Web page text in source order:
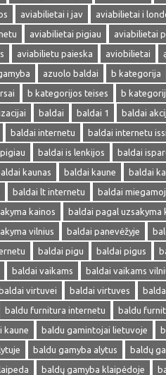
aviabilietai i jav aviabilietai i
aviabilietai pigiau aviabilietai
aviabilietu paieska aviobilietai
azuolo baldai b kategorija
b kategorijos teises b
baldai baldai 1 baldai
baldai internetu baldai internetu
baldai is lenkijos baldai
kaunas baldai kaune baldai
baldai lt internetu baldai
kainos
baldai pagal uzsakyma
vilnius
baldai panevėžyje
baldai pigu baldai pigus
baldai vaikams baldai vaikams
baldai virtuvei baldai virtuves
baldu furnitura internetu baldu
kaune
baldu gamintojai lietuvoje
baldu gamyba alytus baldų
baldų gamyba klaipėdoje